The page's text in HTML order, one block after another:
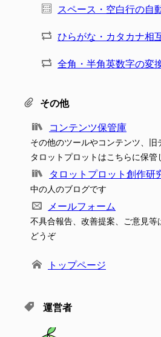
スペース・空白行の自
ひらがな・カタカナ相
全角・半角英数字の変
その他
コンテンツ保管庫
その他のツールやコンテンツ、旧
タロットプロットはこちらに保管
タロットプロット創作研
中の人のブログです
メールフォーム
不具合報告、改善提案、ご意見等
どうぞ
トップページ
運営者